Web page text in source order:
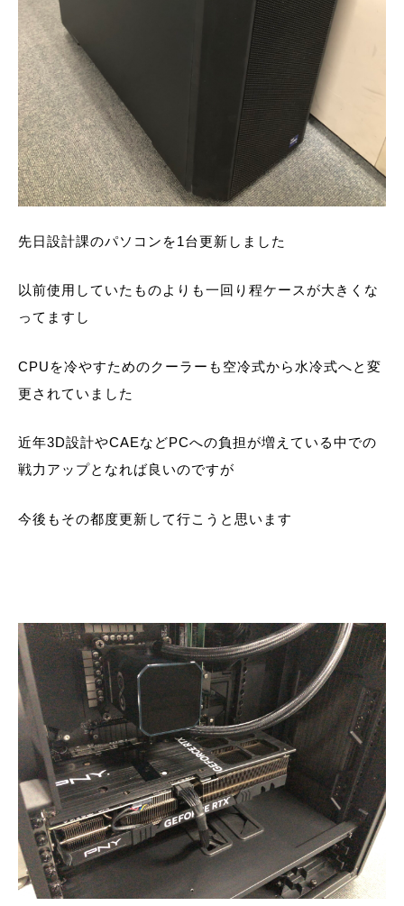
先日設計課のパソコンを1台更新しました
以前使用していたものよりも一回り程ケースが大きくな
ってますし
CPUを冷やすためのクーラーも空冷式から水冷式へと変
更されていました
近年3D設計やCAEなどPCへの負担が増えている中での
戦力アップとなれば良いのですが
今後もその都度更新して行こうと思います